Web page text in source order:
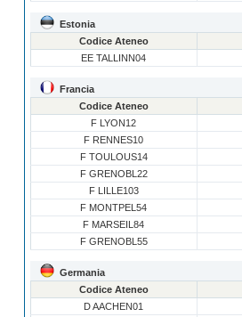
Estonia
Codice Ateneo
EE TALLINN04
Francia
Codice Ateneo
F LYON12
F RENNES10
F TOULOUS14
F GRENOBL22
F LILLE103
F MONTPEL54
F MARSEIL84
F GRENOBL55
Germania
Codice Ateneo
D AACHEN01